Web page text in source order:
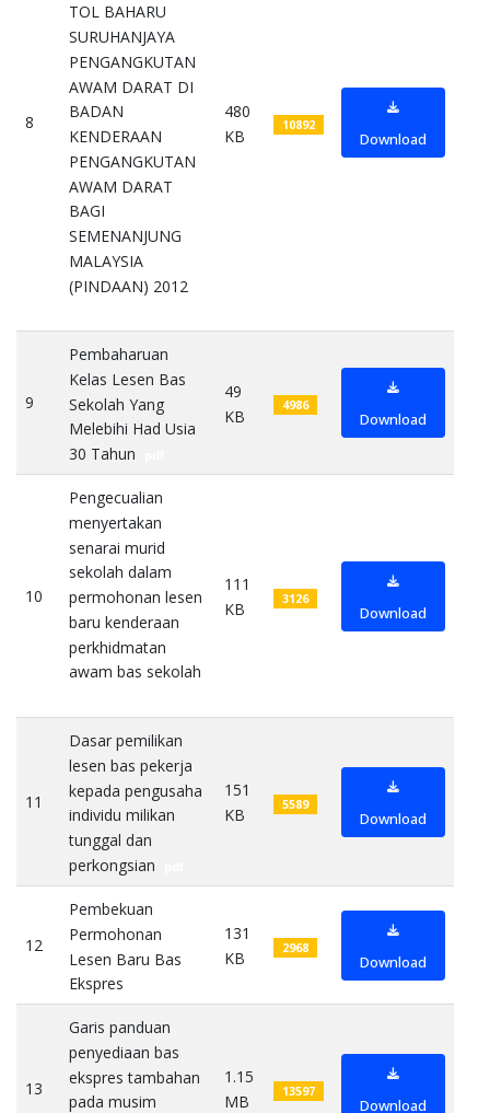
8
TOL BAHARU
SURUHANJAYA
PENGANGKUTAN
AWAM DARAT DI
BADAN
KENDERAAN
PENGANGKUTAN
AWAM DARAT
BAGI
SEMENANJUNG
MALAYSIA
(PINDAAN) 2012
480
KB
10892
Download
9
Pembaharuan
Kelas Lesen Bas
Sekolah Yang
Melebihi Had Usia
30 Tahun
49
KB
4986
Download
10
Pengecualian
menyertakan
senarai murid
sekolah dalam
permohonan lesen
baru kenderaan
perkhidmatan
awam bas sekolah
111
KB
3126
Download
11
Dasar pemilikan
lesen bas pekerja
kepada pengusaha
individu milikan
tunggal dan
perkongsian
151
KB
5589
Download
12
Pembekuan
Permohonan
Lesen Baru Bas
Ekspres
131
KB
2968
Download
13
Garis panduan
penyediaan bas
ekspres tambahan
pada musim
1.15
MB
13597
Download